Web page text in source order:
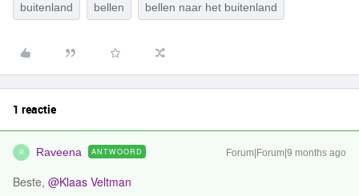
buitenland bellen bellen naar het buitenland
1 reactie
R Raveena ANTWOORD Forum|Forum|9 months ago
Beste, ​ @Klaas Veltman